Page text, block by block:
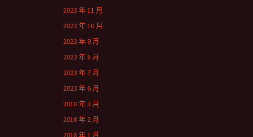
2023 年 11 月
2023 年 10 月
2023 年 9 月
2023 年 8 月
2023 年 7 月
2023 年 6 月
2018 年 3 月
2018 年 2 月
2018 年 1 月